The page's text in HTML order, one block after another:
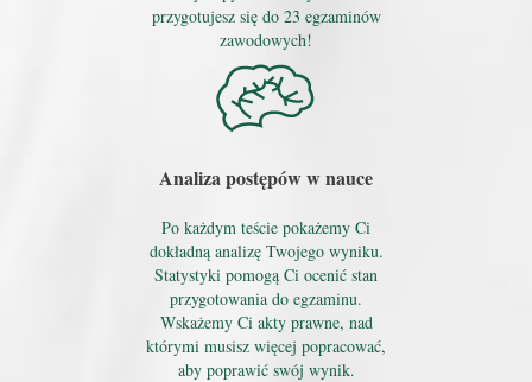
przygotujesz się do 23 egzaminów
zawodowych!
Analiza postępów w nauce
Po każdym teście pokażemy Ci
dokładną analizę Twojego wyniku.
Statystyki pomogą Ci ocenić stan
przygotowania do egzaminu.
Wskażemy Ci akty prawne, nad
którymi musisz więcej popracować,
aby poprawić swój wynik.